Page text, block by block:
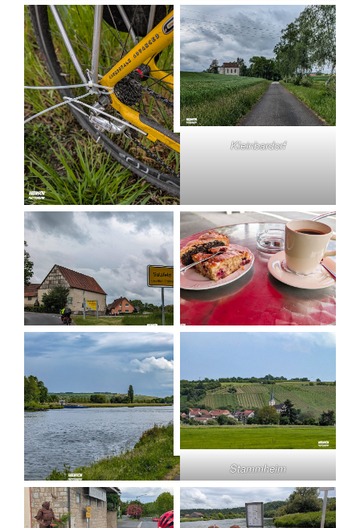
Kleinbardorf
Stammheim